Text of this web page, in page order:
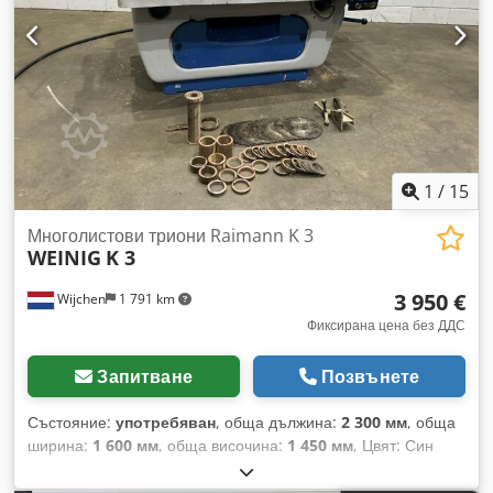
1 / 15
Wijchen 1 791 km
Многолистови триони Raimann K 3
WEINIG K 3
3 950 €
Фиксирана цена без ДДС
Запитване Позвънете
Състояние: употребяван, обща дължина: 2 300 мм, обща
ширина: 1 600 мм, обща височина: 1 450 мм, Цвят: Син
Тегло: 2000 кг - Документация: Не е налична - CE